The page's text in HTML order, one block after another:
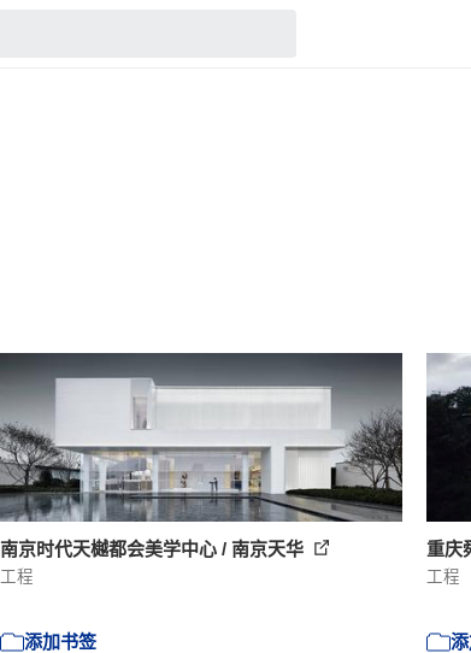
南京时代天樾都会美学中心 / 南京天华
工程
添加书签
重庆
工程